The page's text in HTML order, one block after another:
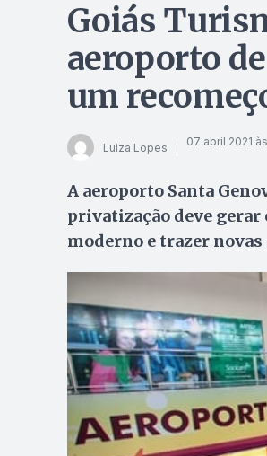
Goiás
aeroporto
um
Luiza Lopes 07 abril 2021
A aeroporto Santa
privatização deve
moderno e trazer